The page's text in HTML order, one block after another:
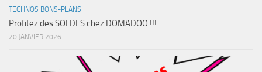
TECHNOS BONS-PLANS
Profitez des SOLDES chez DOMADOO !!!
20 JANVIER 2026